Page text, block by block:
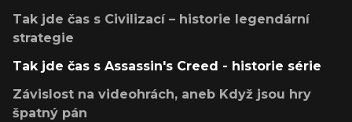
Tak jde čas s Civilizací – historie legendární
strategie
Tak jde čas s Assassin's Creed - historie série
Závislost na videohrách, aneb Když jsou hry
špatný pán